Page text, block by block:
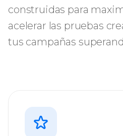
construidas para
acelerar las pruebas
tus campañas